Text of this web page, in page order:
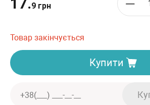
9 грн
Товар закінчується
Купити